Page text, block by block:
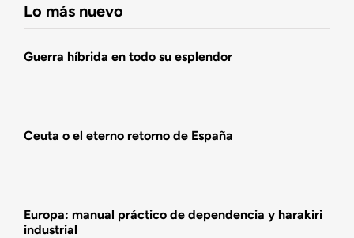
Lo más nuevo
Guerra híbrida en todo su esplendor
Ceuta o el eterno retorno de España
Europa: manual práctico de dependencia y harakiri
industrial